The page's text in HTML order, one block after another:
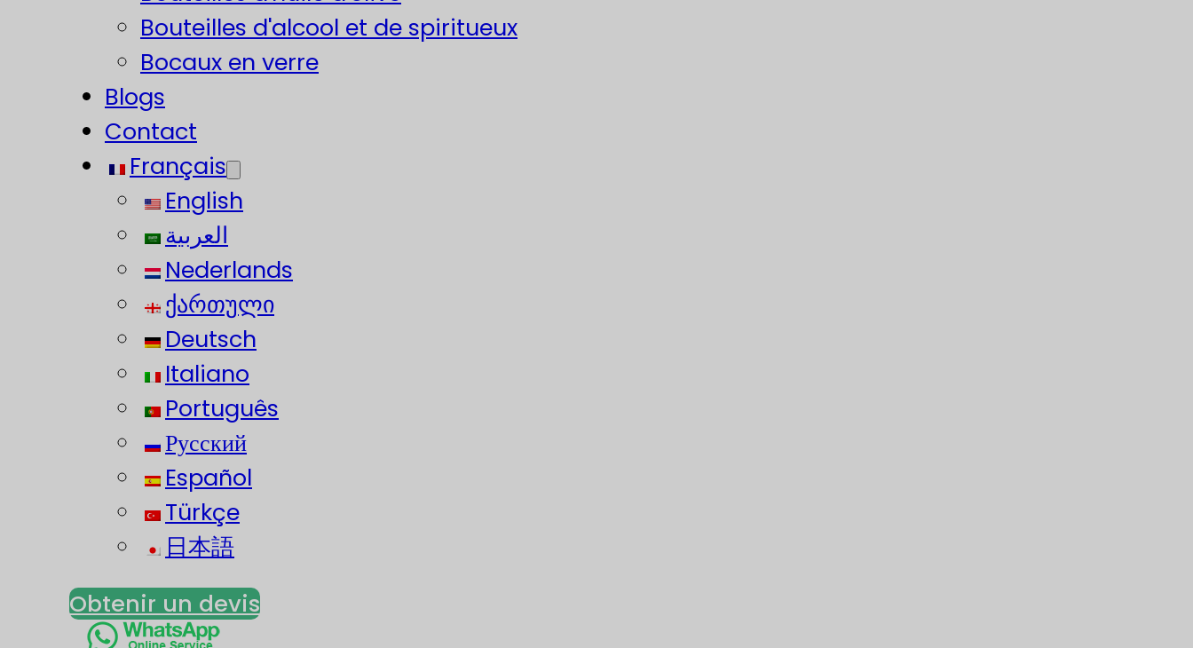
Bouteilles d'alcool et de spiritueux
Bocaux en verre
Blogs
Contact
Français
English
العربية
Nederlands
ქართული
Deutsch
Italiano
Português
Русский
Español
Türkçe
日本語
Obtenir un devis